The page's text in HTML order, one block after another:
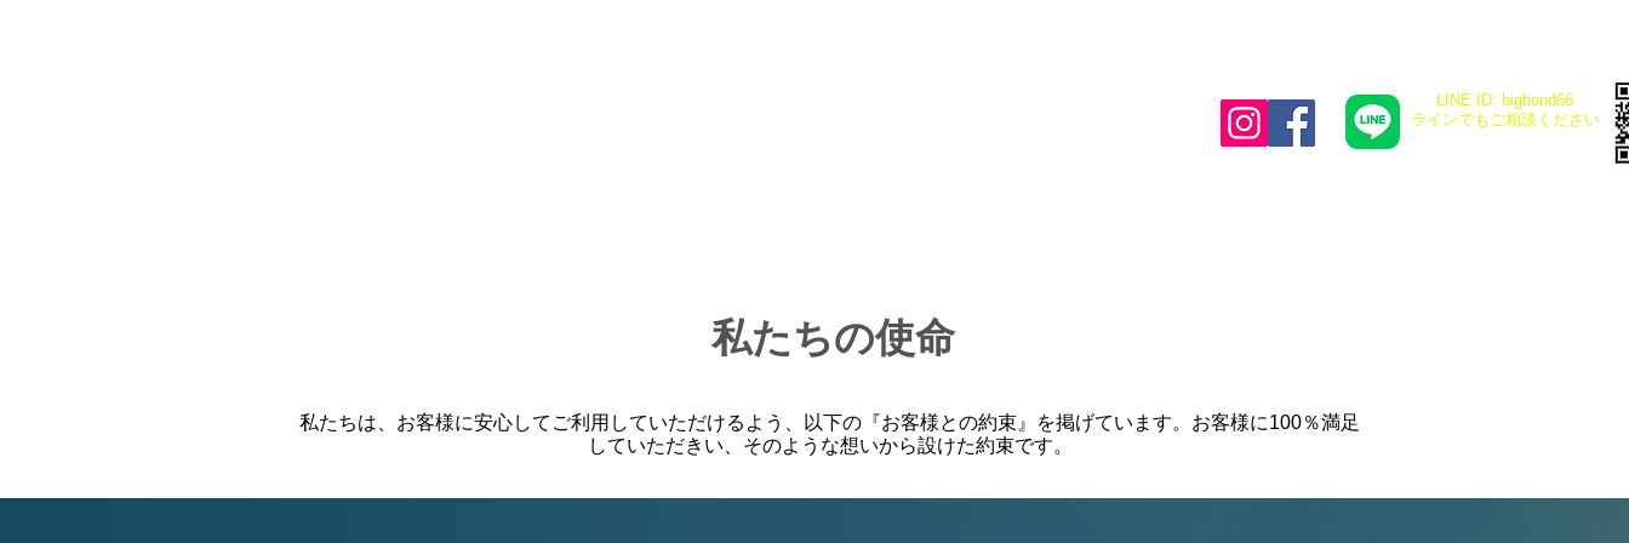
LINE ID: bigbond66
​ラインでもご相談ください
​私たちの使命
私たちは、お客様に安心してご利用していただけるよう、以下の『お客様との約束』を掲げています。お客様に100％満足
していただきい、そのような想いから設けた約束です。